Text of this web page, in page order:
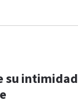
su intimidad